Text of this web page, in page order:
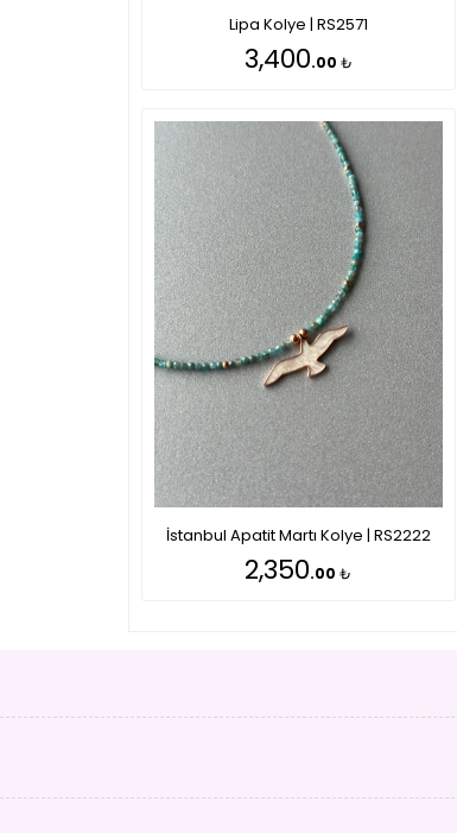
Lipa Kolye | RS2571
3,400.00 ₺
İstanbul Apatit Martı Kolye | RS2222
2,350.00 ₺